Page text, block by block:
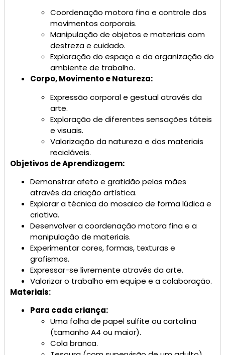
Coordenação motora fina e controle dos
movimentos corporais.
Manipulação de objetos e materiais com
destreza e cuidado.
Exploração do espaço e da organização do
ambiente de trabalho.
Corpo, Movimento e Natureza:
Expressão corporal e gestual através da
arte.
Exploração de diferentes sensações táteis
e visuais.
Valorização da natureza e dos materiais
recicláveis.
Objetivos de Aprendizagem:
Demonstrar afeto e gratidão pelas mães
através da criação artística.
Explorar a técnica do mosaico de forma lúdica e
criativa.
Desenvolver a coordenação motora fina e a
manipulação de materiais.
Experimentar cores, formas, texturas e
grafismos.
Expressar-se livremente através da arte.
Valorizar o trabalho em equipe e a colaboração.
Materiais:
Para cada criança:
Uma folha de papel sulfite ou cartolina
(tamanho A4 ou maior).
Cola branca.